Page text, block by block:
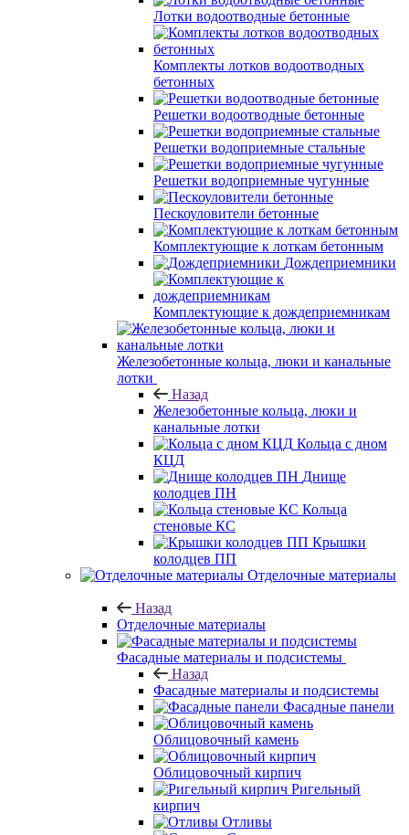
Лотки водоотводные бетонные
Комплекты лотков водоотводных
бетонных
Решетки водоотводные бетонные
Решетки водоприемные стальные
Решетки водоприемные чугунные
Пескоуловители бетонные
Комплектующие к лоткам бетонным
Дождеприемники
Комплектующие к дождеприемникам
Железобетонные кольца, люки и канальные
лотки
Назад
Железобетонные кольца, люки и
канальные лотки
Кольца с дном
КЦД
Днище
колодцев ПН
Кольца
стеновые КС
Крышки
колодцев ПП
Отделочные материалы
Назад
Отделочные материалы
Фасадные материалы и подсистемы
Назад
Фасадные материалы и подсистемы
Фасадные панели
Облицовочный камень
Облицовочный кирпич
Ригельный
кирпич
Отливы